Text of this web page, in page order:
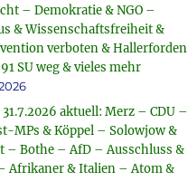
– Demokratie & NGO –
& Wissenschaftsfreiheit &
verboten & Hallerforden
SU weg & vieles mehr
aktuell: Merz – CDU –
MPs & Köppel – Solowjow &
– Bothe – AfD – Ausschluss &
Afrikaner & Italien – Atom &